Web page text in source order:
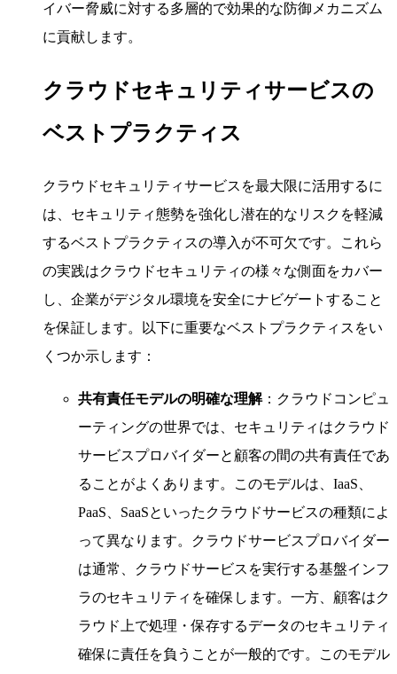
イバー脅威に対する多層的で効果的な防御メカニズム
に貢献します。
クラウドセキュリティサービスの
ベストプラクティス
クラウドセキュリティサービスを最大限に活用するに
は、セキュリティ態勢を強化し潜在的なリスクを軽減
するベストプラクティスの導入が不可欠です。これら
の実践はクラウドセキュリティの様々な側面をカバー
し、企業がデジタル環境を安全にナビゲートすること
を保証します。以下に重要なベストプラクティスをい
くつか示します：
共有責任モデルの明確な理解：クラウドコンピュ
ーティングの世界では、セキュリティはクラウド
サービスプロバイダーと顧客の間の共有責任であ
ることがよくあります。このモデルは、IaaS、
PaaS、SaaSといったクラウドサービスの種類によ
って異なります。クラウドサービスプロバイダー
は通常、クラウドサービスを実行する基盤インフ
ラのセキュリティを確保します。一方、顧客はク
ラウド上で処理・保存するデータのセキュリティ
確保に責任を負うことが一般的です。このモデル